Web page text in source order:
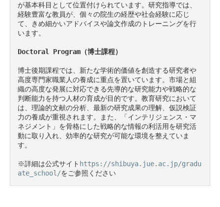
が基本科目として位置付けられています。研究指導では、
経験豊富な教員が、個々の院生の経歴や社会経験に応じ
て、きめ細かいアドバイスや論文作成のトレーニングを行
います。
Doctoral Program（博士課程）
博士後期課程では、新たな学術的価値を創造する研究者や
高度専門家職業人の養成に重点を置いています。市場と組
織の高度な発展に対応できる先導的な研究能力や戦略的な
判断能力を持つ人材の育成が目的です。教育研究において
は、理論的文献の分析、最新の研究成果の理解、仮説検証
力の養成が重視されます。また、「インテリジェンス・マ
ネジメント」を骨格にした戦略的な情報の利活用を研究活
動に取り入れ、効率的な研究が可能な環境を整えていま
す。
※詳細は公式サイト https://shibuya.jue.ac.jp/gradu
ate_school/をご参照ください